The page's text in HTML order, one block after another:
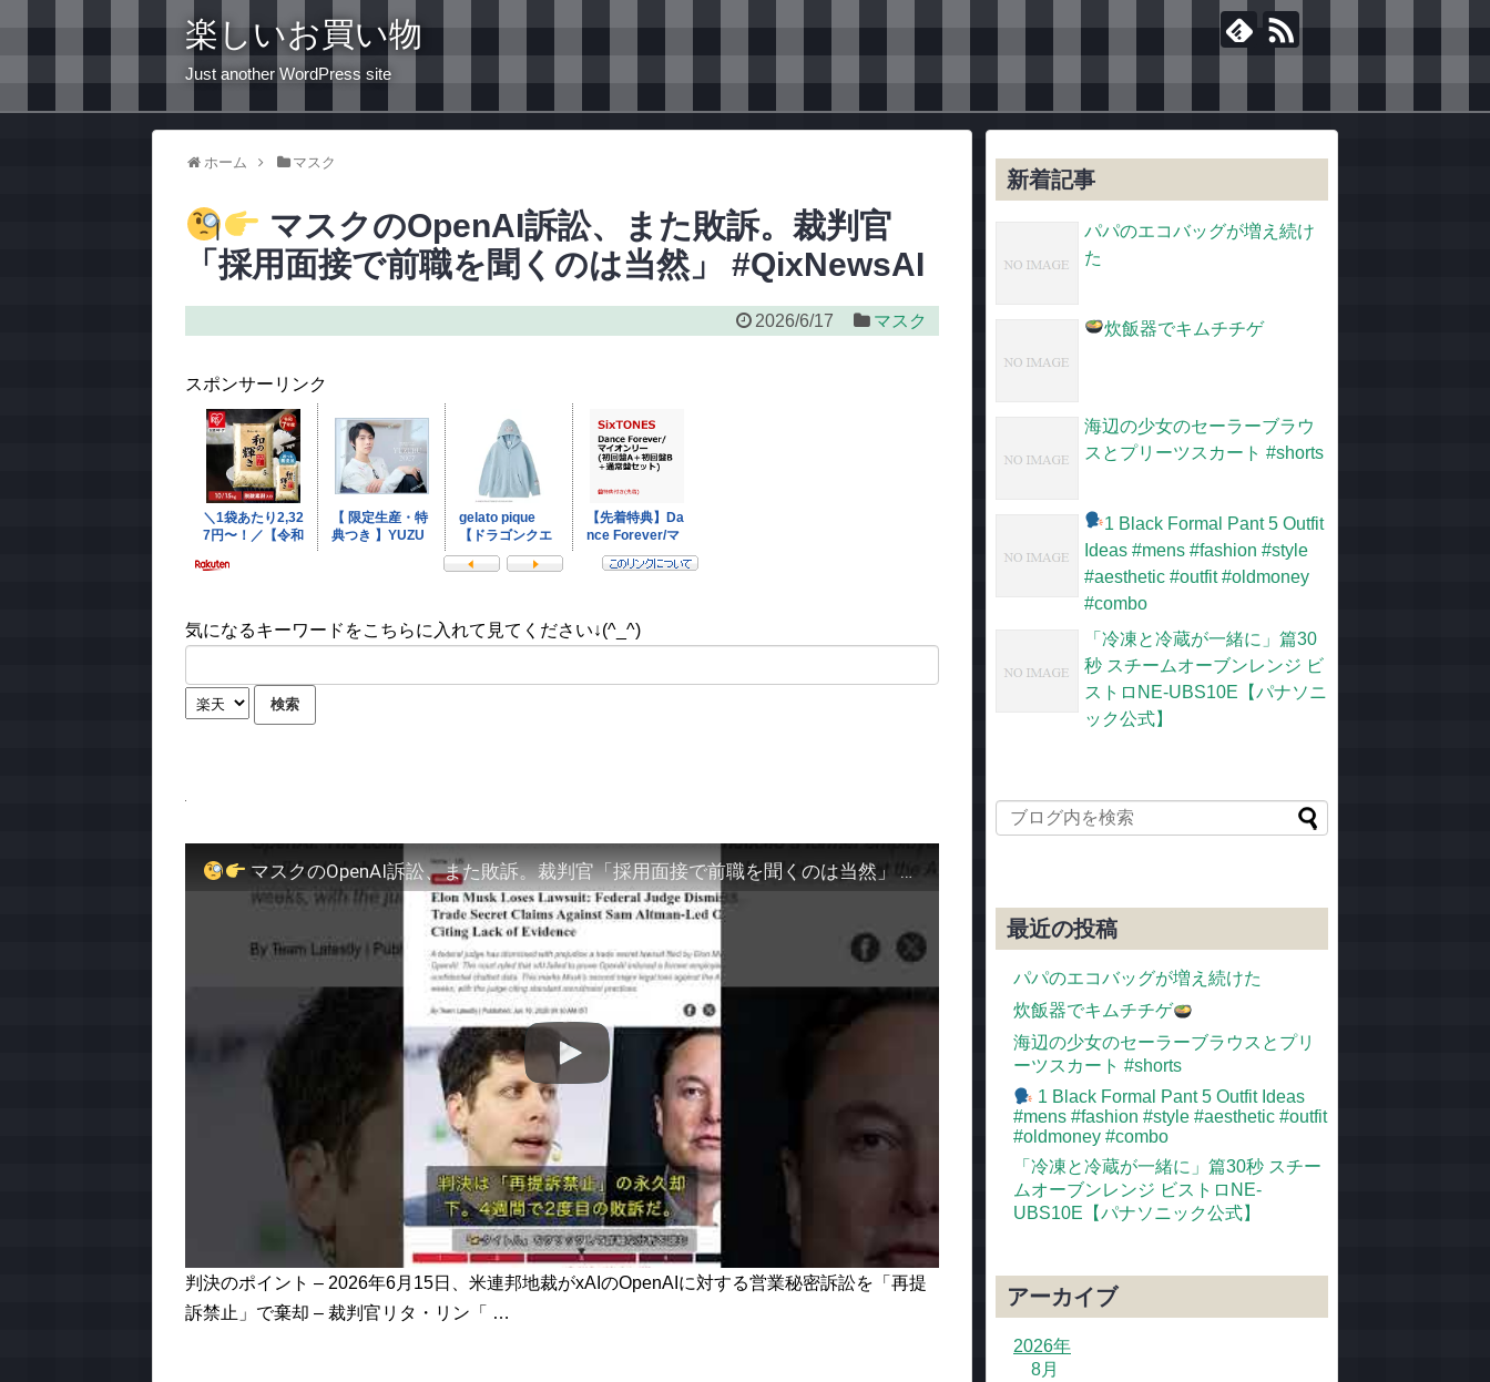
楽しいお買い物
Just another WordPress site
ホーム マスク
マスクのOpenAI訴訟、また敗訴。裁判官
「採用面接で前職を聞くのは当然」 #QixNewsAI
2026/6/17 マスク
スポンサーリンク
気になるキーワードをこちらに入れて見てください↓(^_^)
マスクのOpenAI訴訟、また敗訴。裁判官「採用面接で前職を聞くのは当然」 #QixNewsAI
判決のポイント – 2026年6月15日、米連邦地裁がxAIのOpenAIに対する営業秘密訴訟を「再提
訴禁止」で棄却 – 裁判官リタ・リン「 …
新着記事
パパのエコバッグが増え続け
た
炊飯器でキムチチゲ
海辺の少女のセーラーブラウ
スとプリーツスカート #shorts
1 Black Formal Pant 5 Outfit
Ideas #mens #fashion #style
#aesthetic #outfit #oldmoney
#combo
「冷凍と冷蔵が一緒に」篇30
秒 スチームオーブンレンジ ビ
ストロNE-UBS10E【パナソニ
ック公式】
最近の投稿
パパのエコバッグが増え続けた
炊飯器でキムチチゲ
海辺の少女のセーラーブラウスとプリ
ーツスカート #shorts
1 Black Formal Pant 5 Outfit Ideas
#mens #fashion #style #aesthetic #outfit
#oldmoney #combo
「冷凍と冷蔵が一緒に」篇30秒 スチー
ムオーブンレンジ ビストロNE-
UBS10E【パナソニック公式】
アーカイブ
2026年
8月